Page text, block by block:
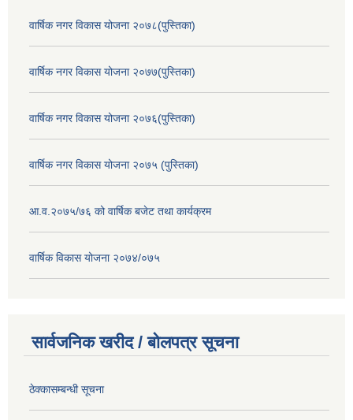
वार्षिक नगर विकास योजना २०७८(पुस्तिका)
वार्षिक नगर विकास योजना २०७७(पुस्तिका)
वार्षिक नगर विकास योजना २०७६(पुस्तिका)
वार्षिक नगर विकास योजना २०७५ (पुस्तिका)
आ.व.२०७५/७६ को वार्षिक बजेट तथा कार्यक्रम
वार्षिक विकास योजना २०७४/०७५
सार्वजनिक खरीद / बोलपत्र सूचना
ठेक्कासम्बन्धी सूचना